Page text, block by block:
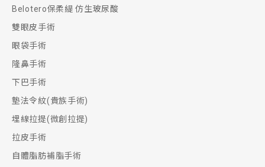
Belotero保柔緹 仿生玻尿酸
雙眼皮手術
眼袋手術
隆鼻手術
下巴手術
墊法令紋(貴族手術)
埋線拉提(微創拉提)
拉皮手術
自體脂肪補脂手術